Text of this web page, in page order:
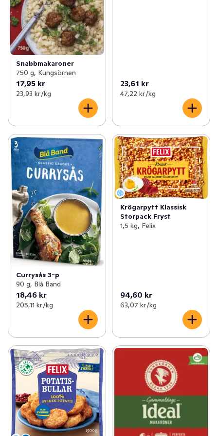
Snabbmakaroner
750 g, Kungsörnen
17,95 kr
23,93 kr /kg
23,61 kr
47,22 kr /kg
Currysås 3-p
90 g, Blå Band
18,46 kr
205,11 kr /kg
Krögarpytt Klassisk
Storpack Fryst
1,5 kg, Felix
94,60 kr
63,07 kr /kg